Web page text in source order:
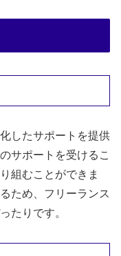
したサポートを提供
サポートを受けるこ
組むことができま
ため、フリーランス
たりです。